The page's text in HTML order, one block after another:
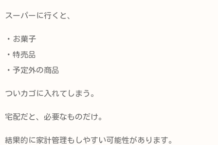
スーパーに行くと、
・お菓子
・特売品
・予定外の商品
ついカゴに入れてしまう。
宅配だと、必要なものだけ。
結果的に家計管理もしやすい可能性があります。